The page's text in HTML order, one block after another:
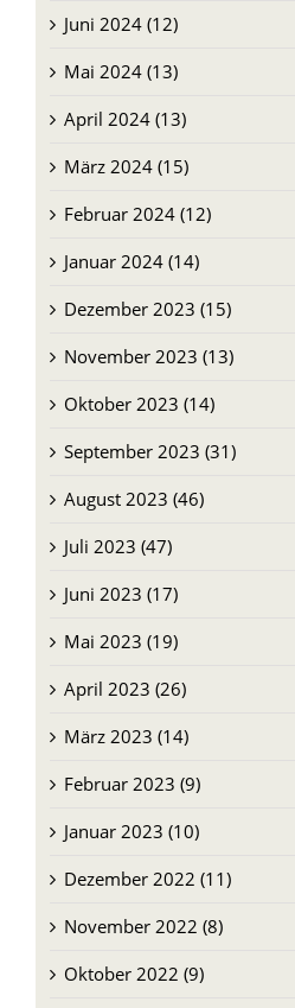
Juni 2024 (12)
Mai 2024 (13)
April 2024 (13)
März 2024 (15)
Februar 2024 (12)
Januar 2024 (14)
Dezember 2023 (15)
November 2023 (13)
Oktober 2023 (14)
September 2023 (31)
August 2023 (46)
Juli 2023 (47)
Juni 2023 (17)
Mai 2023 (19)
April 2023 (26)
März 2023 (14)
Februar 2023 (9)
Januar 2023 (10)
Dezember 2022 (11)
November 2022 (8)
Oktober 2022 (9)